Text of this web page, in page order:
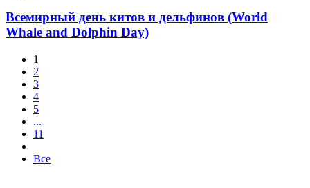
Всемирный день китов и дельфинов (World
Whale and Dolphin Day)
1
2
3
4
5
...
11
Все